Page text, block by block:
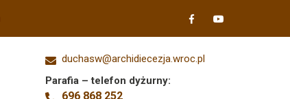
duchasw@archidiecezja.wroc.pl
Parafia – telefon dyżurny:
696 868 252